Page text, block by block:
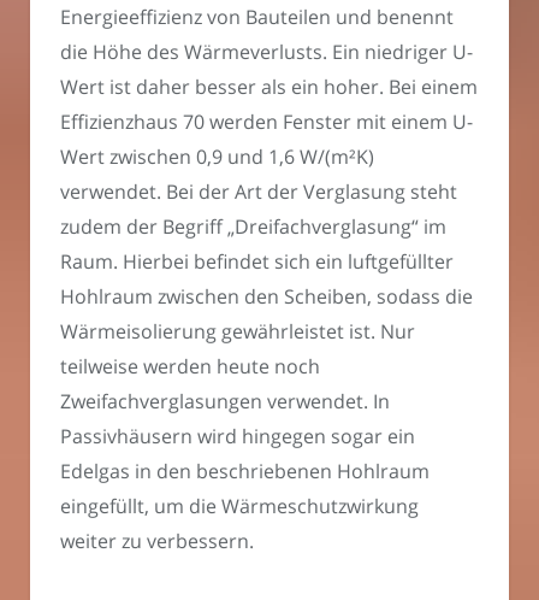
Energieeffizienz von Bauteilen und benennt
die Höhe des Wärmeverlusts. Ein niedriger U-
Wert ist daher besser als ein hoher. Bei einem
Effizienzhaus 70 werden Fenster mit einem U-
Wert zwischen 0,9 und 1,6 W/(m²K)
verwendet. Bei der Art der Verglasung steht
zudem der Begriff „Dreifachverglasung“ im
Raum. Hierbei befindet sich ein luftgefüllter
Hohlraum zwischen den Scheiben, sodass die
Wärmeisolierung gewährleistet ist. Nur
teilweise werden heute noch
Zweifachverglasungen verwendet. In
Passivhäusern wird hingegen sogar ein
Edelgas in den beschriebenen Hohlraum
eingefüllt, um die Wärmeschutzwirkung
weiter zu verbessern.